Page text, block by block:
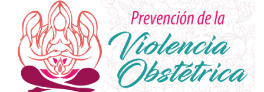
defensordelpueblocorrientes
@hotmail.com
prensadefensordelpueblo@gmail.com